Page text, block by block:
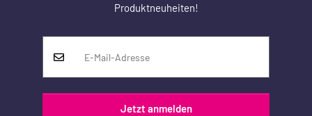
Produktneuheiten!
Jetzt anmelden